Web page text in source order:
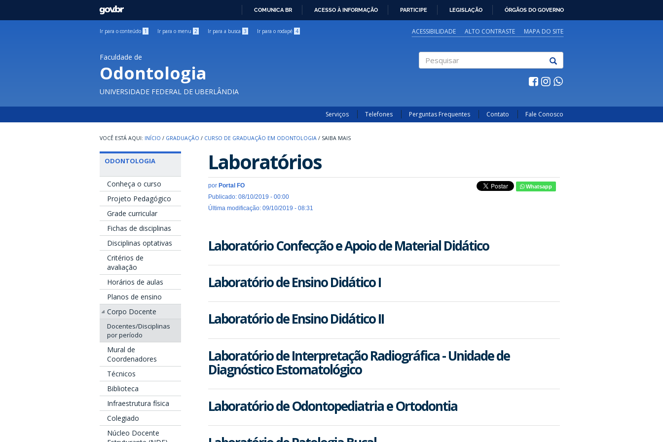
GOVBR
COMUNICA BR ACESSO À INFORMAÇÃO PARTICIPE LEGISLAÇÃO ÓRGÃOS DO GOVERNO
Ir para o conteúdo 1 Ir para o menu 2 Ir para a busca 3 Ir para o rodapé 4 ACESSIBILIDADE ALTO CONTRASTE MAPA DO SITE
Faculdade de
Odontologia
UNIVERSIDADE FEDERAL DE UBERLÂNDIA
Serviços Telefones Perguntas Frequentes Contato Fale Conosco
INÍCIO / GRADUAÇÃO / CURSO DE GRADUAÇÃO EM ODONTOLOGIA / SAIBA MAIS
ODONTOLOGIA
Conheça o curso
Projeto Pedagógico
Grade curricular
Fichas de disciplinas
Disciplinas optativas
Critérios de
avaliação
Horários de aulas
Planos de ensino
Corpo Docente
Docentes/Disciplinas
por período
Mural de
Coordenadores
Técnicos
Biblioteca
Infraestrutura física
Colegiado
Núcleo Docente
Laboratórios
por Portal FO
Publicado: 08/10/2019 - 00:00
Última modificação: 09/10/2019 - 08:31
Whatsapp
Laboratório Confecção e Apoio de Material Didático
Laboratório de Ensino Didático I
Laboratório de Ensino Didático II
Laboratório de Interpretação Radiográfica - Unidade de
Diagnóstico Estomatológico
Laboratório de Odontopediatria e Ortodontia